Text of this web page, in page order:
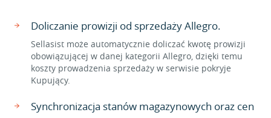
Doliczanie prowizji od sprzedaży Allegro.
Sellasist może automatycznie doliczać kwotę prowizji
obowiązującej w danej kategorii Allegro, dzięki temu
koszty prowadzenia sprzedaży w serwisie pokryje
Kupujący.
Synchronizacja stanów magazynowych oraz cen